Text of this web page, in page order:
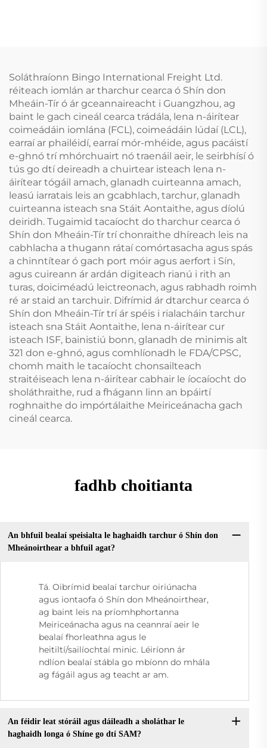
Soláthraíonn Bingo International Freight Ltd.
réiteach iomlán ar tharchur cearca ó Shín don
Mheáin-Tír ó ár gceannaireacht i Guangzhou, ag
baint le gach cineál cearca trádála, lena n-áirítear
coimeádáin iomlána (FCL), coimeádáin lúdaí (LCL),
earraí ar phailéidí, earraí mór-mhéide, agus pacáistí
e-ghnó trí mhórchuairt nó traenáil aeir, le seirbhísí ó
tús go dtí deireadh a chuirtear isteach lena n-
áirítear tógáil amach, glanadh cuirteanna amach,
leasú iarratais leis an gcabhlach, tarchur, glanadh
cuirteanna isteach sna Stáit Aontaithe, agus díolú
deiridh. Tugaimid tacaíocht do tharchur cearca ó
Shín don Mheáin-Tír trí chonraithe dhíreach leis na
cabhlacha a thugann rátaí comórtasacha agus spás
a chinntítear ó gach port móir agus aerfort i Sín,
agus cuireann ár ardán digiteach rianú i rith an
turas, doiciméadú leictreonach, agus rabhadh roimh
ré ar staid an tarchuir. Difrímid ár dtarchur cearca ó
Shín don Mheáin-Tír trí ár spéis i rialacháin tarchur
isteach sna Stáit Aontaithe, lena n-áirítear cur
isteach ISF, bainistiú bonn, glanadh de minimis alt
321 don e-ghnó, agus comhlíonadh le FDA/CPSC,
chomh maith le tacaíocht chonsailteach
straitéiseach lena n-áirítear cabhair le íocaíocht do
sholáthraithe, rud a fhágann linn an bpáirtí
roghnaithe do impórtálaithe Meiriceánacha gach
cineál cearca.
fadhb choitianta
An bhfuil bealaí speisialta le haghaidh tarchur ó Shín don
Mheánoirthear a bhfuil agat?
Tá. Oibrímid bealaí tarchur oiriúnacha
agus iontaofa ó Shín don Mheánoirthear,
ag baint leis na príomhphortanna
Meiriceánacha agus na ceannraí aeir le
bealaí fhorleathna agus le
heitiltí/sailíochtaí minic. Léiríonn ár
ndlíon bealaí stábla go mbíonn do mhála
ag fágáil agus ag teacht ar am.
An féidir leat stóráil agus dáileadh a sholáthar le
haghaidh longa ó Shíne go dtí SAM?